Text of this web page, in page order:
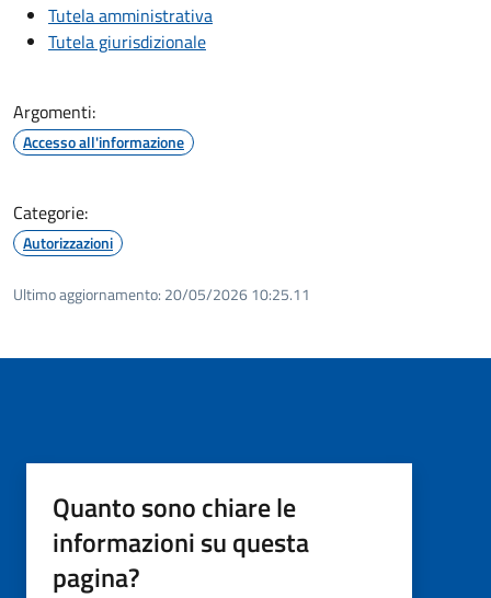
Tutela amministrativa
Tutela giurisdizionale
Argomenti:
Accesso all'informazione
Categorie:
Autorizzazioni
Ultimo aggiornamento: 20/05/2026 10:25.11
Quanto sono chiare le
informazioni su questa
pagina?